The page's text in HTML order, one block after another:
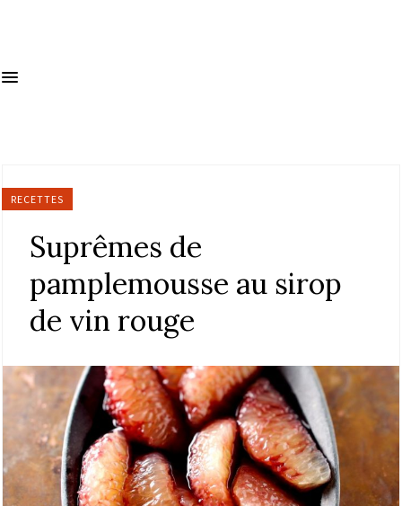
RECETTES
Suprêmes de
pamplemousse au sirop
de vin rouge